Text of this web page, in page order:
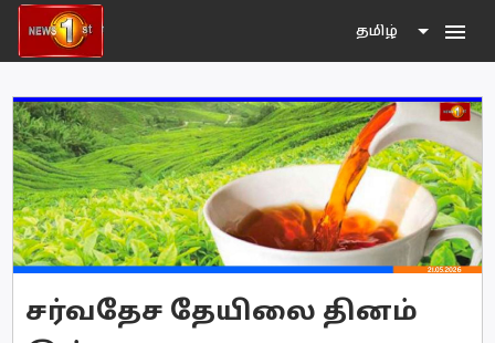
தமிழ் menu
சர்வதேச தேயிலை தினம்